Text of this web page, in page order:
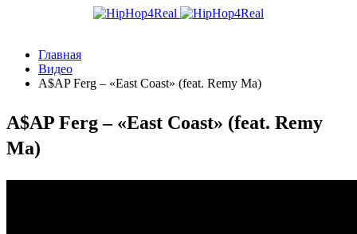
Главная
Видео
A$AP Ferg – «East Coast» (feat. Remy Ma)
A$AP Ferg – «East Coast» (feat. Remy
Ma)